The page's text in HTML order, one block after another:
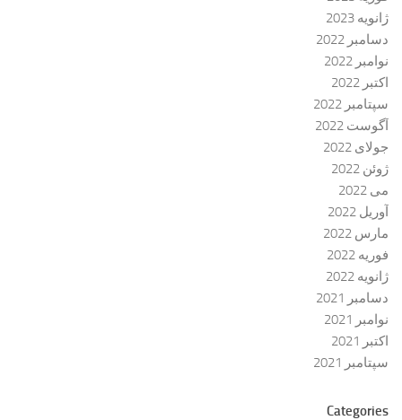
ژانویه 2023
دسامبر 2022
نوامبر 2022
اکتبر 2022
سپتامبر 2022
آگوست 2022
جولای 2022
ژوئن 2022
می 2022
آوریل 2022
مارس 2022
فوریه 2022
ژانویه 2022
دسامبر 2021
نوامبر 2021
اکتبر 2021
سپتامبر 2021
Categories